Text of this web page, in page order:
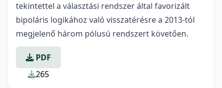
tekintettel a választási rendszer által favorizált
bipoláris logikához való visszatérésre a 2013-tól
megjelenő három pólusú rendszert követően.
PDF
265